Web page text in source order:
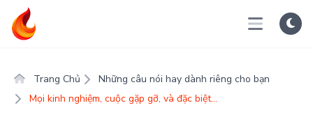
Trang Chủ
Những câu nói hay dành riêng cho bạn
Mọi kinh nghiệm, cuộc gặp gỡ, và đặc biệt...